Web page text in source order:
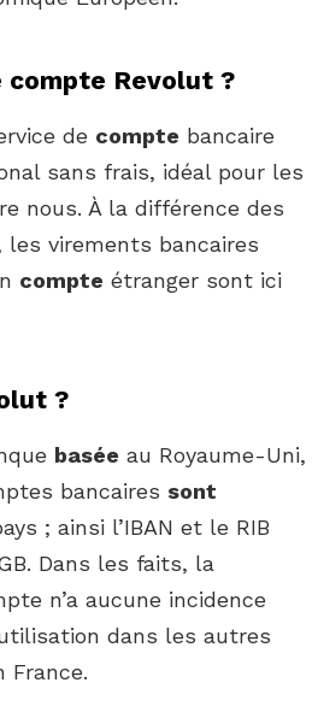
compte Revolut ?
de compte bancaire
sans frais, idéal pour les
nous. À la différence des
les virements bancaires
compte étranger sont ici
?
basée au Royaume-Uni,
bancaires sont
; ainsi l’IBAN et le RIB
Dans les faits, la
n’a aucune incidence
dans les autres
France.